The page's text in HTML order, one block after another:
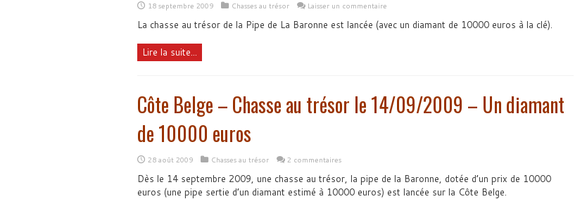
18 septembre 2009 Chasses au trésor Laisser un commentaire
La chasse au trésor de la Pipe de La Baronne est lancée (avec un diamant de 10000 euros à la clé).
Lire la suite...
Côte Belge – Chasse au trésor le 14/09/2009 – Un diamant
de 10000 euros
28 août 2009 Chasses au trésor 2 commentaires
Dès le 14 septembre 2009, une chasse au trésor, la pipe de la Baronne, dotée d’un prix de 10000
euros (une pipe sertie d’un diamant estimé à 10000 euros) est lancée sur la Côte Belge.